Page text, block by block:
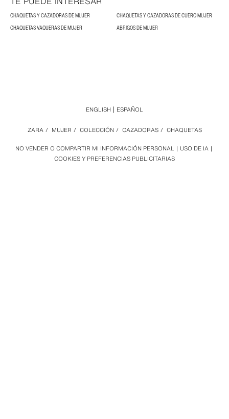
CHAQUETAS Y CAZADORAS DE MUJER
CHAQUETAS Y CAZADORAS DE CUERO MUJER
CHAQUETAS VAQUERAS DE MUJER
ABRIGOS DE MUJER
NO VENDER O COMPARTIR MI INFORMACIÓN PERSONAL
USO DE IA
COOKIES Y PREFERENCIAS PUBLICITARIAS
ZARA / MUJER / COLECCIÓN / CAZADORAS / CHAQUETAS
ENGLISH ESPAÑOL